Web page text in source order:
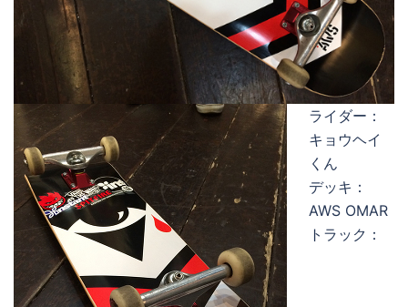
ライダー：
キョウヘイ
くん
デッキ：
AWS OMAR
トラック：